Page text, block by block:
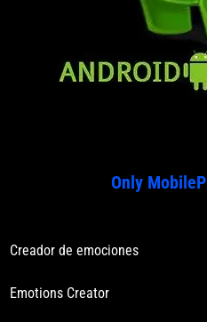
Only
Creador de emociones
Emotions Creator